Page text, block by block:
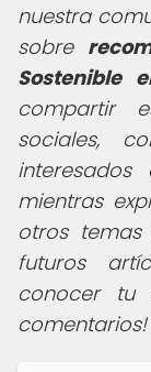
nuestra
sobre
Sostenible
compartir
sociales,
mientras
otros
futuros
conocer tu
comentarios!